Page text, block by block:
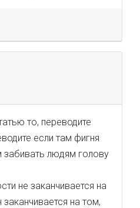
то, переводите
если там фигня
забивать людям голову
не заканчивается на
на том,